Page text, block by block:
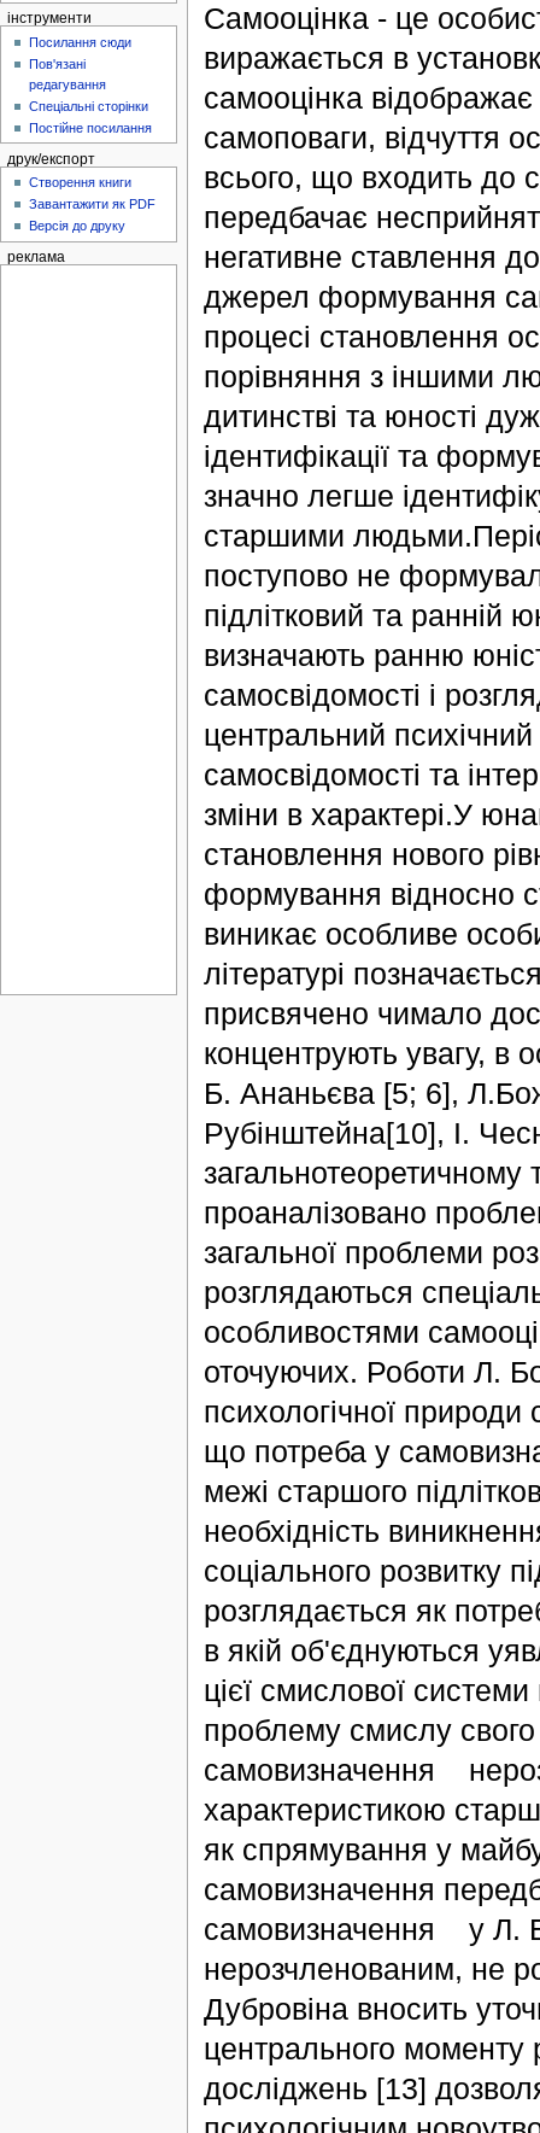
Самооцінка - це
виражається в
самооцінка
самоповаги, відчуття
всього, що входить до
передбачає
негативне ставлення
джерел формування
процесі становлення
порівняння з іншими
дитинстві та юності
ідентифікації та
значно легше
старшими
поступово не
підлітковий та ранній
визначають ранню
самосвідомості і
центральний
самосвідомості та
зміни в характері.У
становлення нового
формування відносно
виникає особливе
літературі
присвячено чимало
концентрують увагу, в
Б. Ананьєва [5; 6],
Рубінштейна[10], І.
загальнотеоретичному
проаналізовано
загальної проблеми
розглядаються
особливостями
оточуючих. Роботи Л.
психологічної
що потреба у
межі старшого
необхідність
соціального розвитку
розглядається як
в якій об'єднуються
цієї смислової
проблему смислу свого
самовизначення
характеристикою
як спрямування у
самовизначення
самовизначення у Л.
нерозчленованим, не
Дубровіна вносить
центрального моменту
досліджень [13]
інструменти
Посилання сюди
Пов'язані
редагування
Спеціальні сторінки
Постійне посилання
друк/експорт
Створення книги
Завантажити як PDF
Версія до друку
реклама